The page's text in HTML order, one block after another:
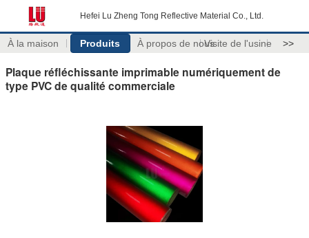
Hefei Lu Zheng Tong Reflective Material Co., Ltd.
À la maison Produits À propos de nousVisite de l'usine >>
Plaque réfléchissante imprimable numériquement de
type PVC de qualité commerciale